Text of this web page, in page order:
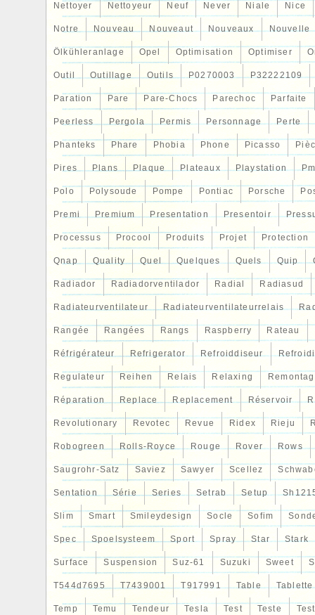
Nettoyer Nettoyeur Neuf Never Niale Nice
Notre Nouveau Nouveaut Nouveaux Nouvelle
Ölkühleranlage Opel Optimisation Optimiser
Outil Outillage Outils P0270003 P32222109
Paration Pare Pare-Chocs Parechoc Parfaite
Peerless Pergola Permis Personnage Perte
Phanteks Phare Phobia Phone Picasso
Pires Plans Plaque Plateaux Playstation
Polo Polysoude Pompe Pontiac Porsche
Premi Premium Presentation Presentoir
Processus Procool Produits Projet Protection
Qnap Quality Quel Quelques Quels Quip
Radiador Radiadorventilador Radial Radiasud
Radiateurventilateur Radiateurventilateurrelais
Rangée Rangées Rangs Raspberry Rateau
Réfrigérateur Refrigerator Refroiddiseur Refroidi
Regulateur Reihen Relais Relaxing
Réparation Replace Replacement Réservoir
Revolutionary Revotec Revue Ridex Rieju
Robogreen Rolls-Royce Rouge Rover Rows
Saugrohr-Satz Saviez Sawyer Scellez
Sentation Série Series Setrab Setup
Slim Smart Smileydesign Socle Sofim
Spec Spoelsysteem Sport Spray Star Stark
Surface Suspension Suz-61 Suzuki Sweet
T544d7695 T7439001 T917991 Table Tablette
Temp Temu Tendeur Tesla Test Teste